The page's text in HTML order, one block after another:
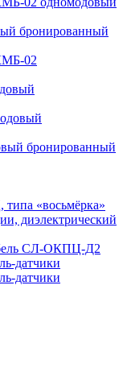
бронированный
02
бронированный
«восьмёрка»
диэлектрический
СЛ-ОКПЦ-Д2
датчики
датчики